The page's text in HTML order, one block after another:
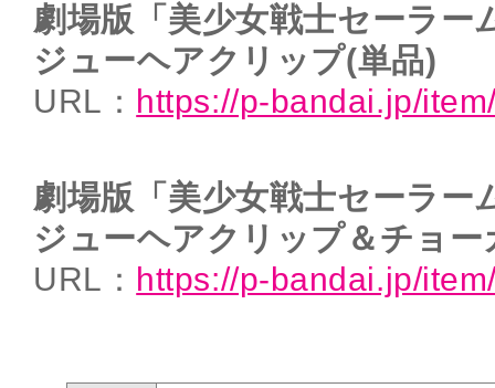
劇場版「美少女戦士セーラ
ジューヘアクリップ(単品)
URL： https://p-bandai.jp/
劇場版「美少女戦士セーラ
ジューヘアクリップ＆チョー
URL： https://p-bandai.jp/